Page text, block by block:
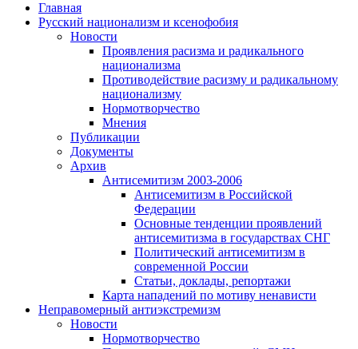
Главная
Русский национализм и ксенофобия
Новости
Проявления расизма и радикального
национализма
Противодействие расизму и радикальному
национализму
Нормотворчество
Мнения
Публикации
Документы
Архив
Антисемитизм 2003-2006
Антисемитизм в Российской
Федерации
Основные тенденции проявлений
антисемитизма в государствах СНГ
Политический антисемитизм в
современной России
Статьи, доклады, репортажи
Карта нападений по мотиву ненависти
Неправомерный антиэкстремизм
Новости
Нормотворчество